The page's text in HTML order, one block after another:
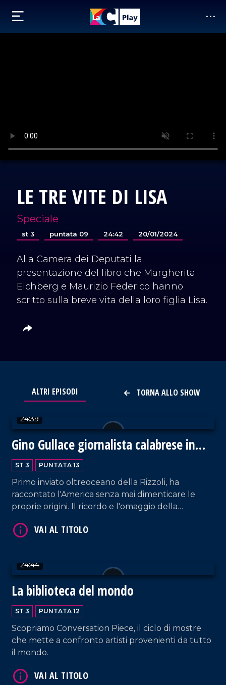
LE TRE VITE DI LISA
Speciale
st 3 puntata 09 24:42 20/01/2024
Alla Camera dei Deputati la
presentazione del libro che Margherita
Eichberg e Maurizio Federico hanno
scritto sulla breve vita della loro figlia Lisa.
TORNA ALLO SHOW
ALTRI EPISODI
24:39
Gino Gullace giornalista calabrese in
Usa
ST 3 PUNTATA 13
Primo inviato oltreoceano della Rizzoli, ha
raccontato l'America senza mai dimenticare le
proprie origini. Il ricordo e l'omaggio della
fondatori.
24:44
La biblioteca del mondo
ST 3 PUNTATA 12
Scopriamo Conversation Piece, il ciclo di mostre
che mette a confronto artisti provenienti da tutto
il mondo.
VAI AL TITOLO